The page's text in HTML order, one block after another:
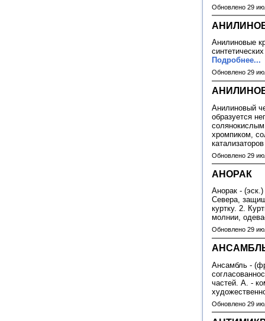
Обновлено 29
Анилиновые
Подробнее...
Обновлено 29
Анилиновый
образуется
хромпиком,
Обновлено 29
АНОРАК
Анорак -
Севера,
куртку. 2.
молнии,
Обновлено 29
Ансамбль -
частей. А. -
Обновлено 29